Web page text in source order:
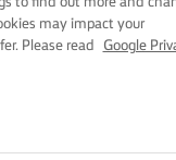
DE
may impact your
Please read
Google